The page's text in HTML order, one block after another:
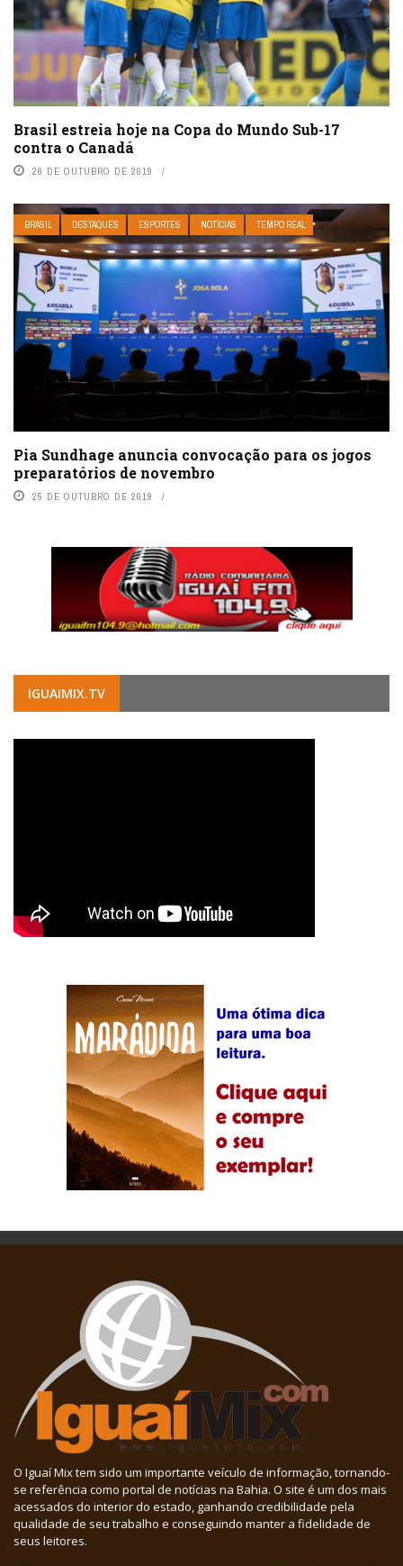
Brasil estreia hoje na Copa do Mundo Sub-17
contra o Canadá
26 DE OUTUBRO DE 2019
BRASIL DESTAQUES ESPORTES NOTÍCIAS TEMPO REAL
Pia Sundhage anuncia convocação para os jogos
preparatórios de novembro
25 DE OUTUBRO DE 2019
IGUAIMIX.TV
O Iguaí Mix tem sido um importante veículo de informação, tornando-
se referência como portal de notícias na Bahia. O site é um dos mais
acessados do interior do estado, ganhando credibilidade pela
qualidade de seu trabalho e conseguindo manter a fidelidade de
seus leitores.